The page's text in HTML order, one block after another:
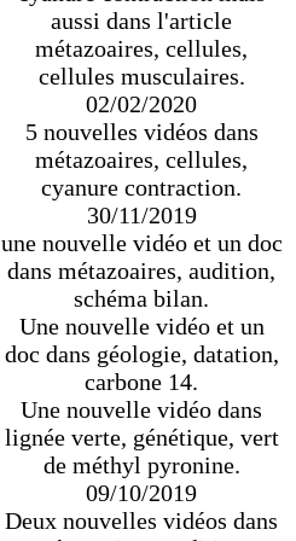
aussi dans l'article
métazoaires, cellules,
cellules musculaires.
02/02/2020
5 nouvelles vidéos dans
métazoaires, cellules,
cyanure contraction.
30/11/2019
une nouvelle vidéo et un doc
dans métazoaires, audition,
schéma bilan.
Une nouvelle vidéo et un
doc dans géologie, datation,
carbone 14.
Une nouvelle vidéo dans
lignée verte, génétique, vert
de méthyl pyronine.
09/10/2019
Deux nouvelles vidéos dans